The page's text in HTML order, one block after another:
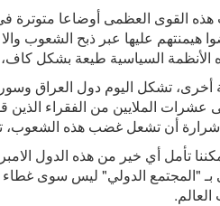
القوى العظمى أوضاعا متوترة
هيمنتهم عليها عبر ذبح الشعوب
الأنظمة السياسية طيعة بشكل
تشكل اليوم دول العراق
عشرات الملايين من الفقراء
أن تشعل غضب هذه الشعوب،
تأمل أي خير من هذه الدول
"المجتمع الدولي" ليس سوى غطاء